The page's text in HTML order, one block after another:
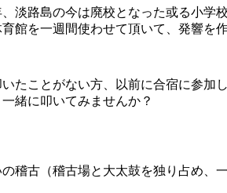
、淡路島の今は廃校となった或る小学
育館を一週間使わせて頂いて、発響を
いたことがない方、以前に合宿に参加
緒に叩いてみませんか？
稽古（稽古場と大太鼓を独り占め、